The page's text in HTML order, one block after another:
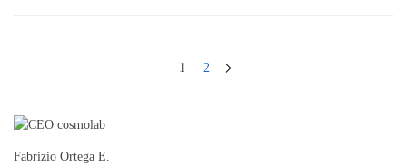
1 2
Fabrizio Ortega E.